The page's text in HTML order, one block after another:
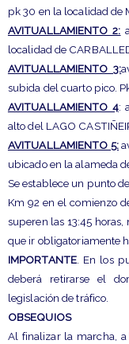
pk 30 en la localidad de
AVITUALLAMIENTO 2:
localidad de
AVITUALLAMIENTO 3:
subida del cuarto pico.
AVITUALLAMIENTO 4:
alto del LAGO
AVITUALLAMIENTO 5:
ubicado en la alameda
Se establece un punto
Km 92 en el comienzo
superen las 13:45
que ir obligatoriamente
IMPORTANTE. En los
deberá retirarse el
legislación de tráfico.
OBSEQUIOS
Al finalizar la marcha, a